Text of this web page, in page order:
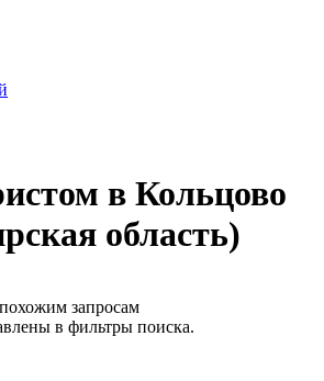
в Кольцово
область)
запросам
в фильтры поиска.